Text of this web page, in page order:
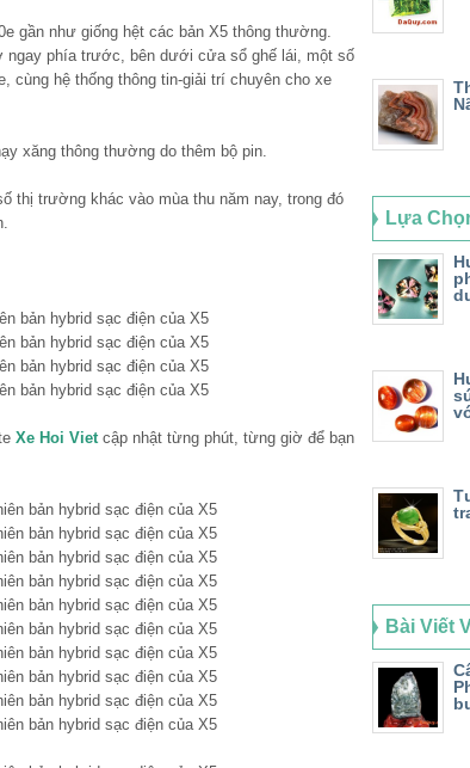
gần như giống hệt các bản X5 thông thường.
ngay phía trước, bên dưới cửa sổ ghế lái, một số
cùng hệ thống thông tin-giải trí chuyên cho xe
xăng thông thường do thêm bộ pin.
thị trường khác vào mùa thu năm nay, trong đó
Xe Hoi Viet cập nhật từng phút, từng giờ để bạn
Lựa
Bài Viết